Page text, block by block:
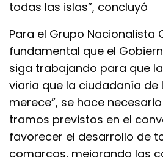
todas las islas”, concluyó
Para el Grupo Nacionalista
fundamental que el
siga trabajando para que
viaria que la ciudadanía de
merece”, se hace
tramos previstos en el
favorecer el desarrollo de
comarcas, mejorando las